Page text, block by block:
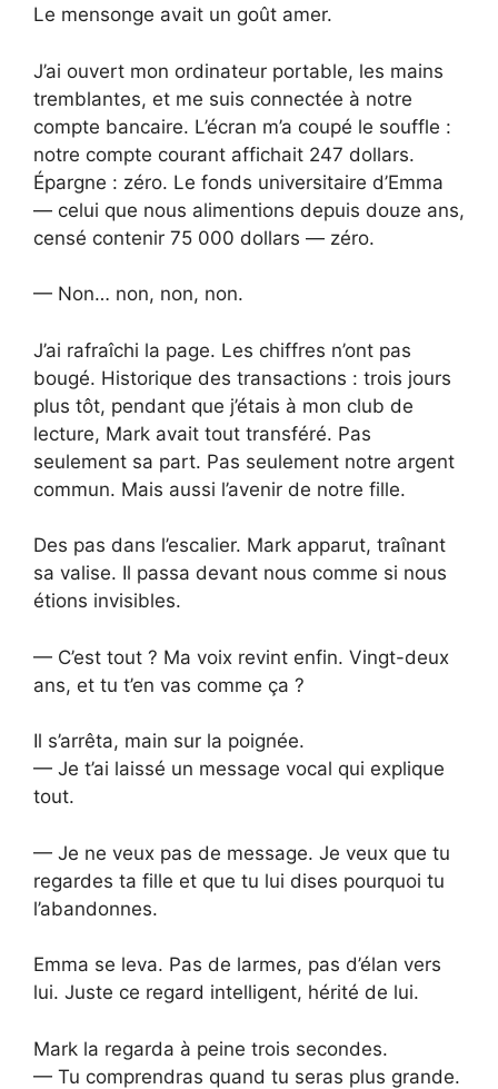
Le mensonge avait un goût amer.
J’ai ouvert mon ordinateur portable, les mains
tremblantes, et me suis connectée à notre
compte bancaire. L’écran m’a coupé le souffle :
notre compte courant affichait 247 dollars.
Épargne : zéro. Le fonds universitaire d’Emma
— celui que nous alimentions depuis douze ans,
censé contenir 75 000 dollars — zéro.
— Non… non, non, non.
J’ai rafraîchi la page. Les chiffres n’ont pas
bougé. Historique des transactions : trois jours
plus tôt, pendant que j’étais à mon club de
lecture, Mark avait tout transféré. Pas
seulement sa part. Pas seulement notre argent
commun. Mais aussi l’avenir de notre fille.
Des pas dans l’escalier. Mark apparut, traînant
sa valise. Il passa devant nous comme si nous
étions invisibles.
— C’est tout ? Ma voix revint enfin. Vingt-deux
ans, et tu t’en vas comme ça ?
Il s’arrêta, main sur la poignée.
— Je t’ai laissé un message vocal qui explique
tout.
— Je ne veux pas de message. Je veux que tu
regardes ta fille et que tu lui dises pourquoi tu
l’abandonnes.
Emma se leva. Pas de larmes, pas d’élan vers
lui. Juste ce regard intelligent, hérité de lui.
Mark la regarda à peine trois secondes.
— Tu comprendras quand tu seras plus grande.